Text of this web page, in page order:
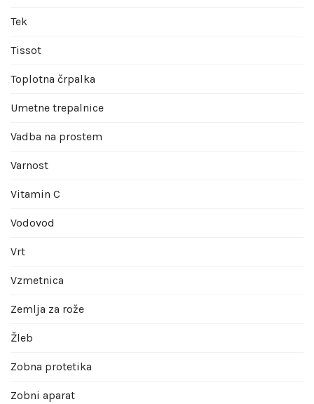
Tek
Tissot
Toplotna črpalka
Umetne trepalnice
Vadba na prostem
Varnost
Vitamin C
Vodovod
Vrt
Vzmetnica
Zemlja za rože
Žleb
Zobna protetika
Zobni aparat